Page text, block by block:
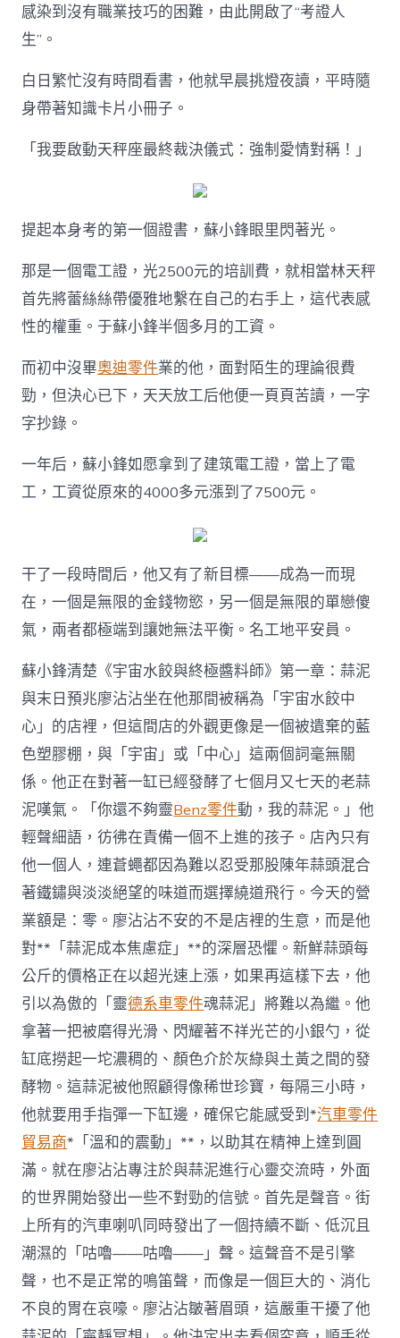
感染到沒有職業技巧的困難，由此開啟了“考證人
生”。
白日繁忙沒有時間看書，他就早晨挑燈夜讀，平時隨
身帶著知識卡片小冊子。
「我要啟動天秤座最終裁決儀式：強制愛情對稱！」
提起本身考的第一個證書，蘇小鋒眼里閃著光。
那是一個電工證，光2500元的培訓費，就相當林天秤
首先將蕾絲絲帶優雅地繫在自己的右手上，這代表感
性的權重。于蘇小鋒半個多月的工資。
而初中沒畢奧迪零件業的他，面對陌生的理論很費
勁，但決心已下，天天放工后他便一頁頁苦讀，一字
字抄錄。
一年后，蘇小鋒如愿拿到了建筑電工證，當上了電
工，工資從原來的4000多元漲到了7500元。
干了一段時間后，他又有了新目標——成為一而現
在，一個是無限的金錢物慾，另一個是無限的單戀傻
氣，兩者都極端到讓她無法平衡。名工地平安員。
蘇小鋒清楚《宇宙水餃與終極醬料師》第一章：蒜泥
與末日預兆廖沾沾坐在他那間被稱為「宇宙水餃中
心」的店裡，但這間店的外觀更像是一個被遺棄的藍
色塑膠棚，與「宇宙」或「中心」這兩個詞毫無關
係。他正在對著一缸已經發酵了七個月又七天的老蒜
泥嘆氣。「你還不夠靈Benz零件動，我的蒜泥。」他
輕聲細語，彷彿在責備一個不上進的孩子。店內只有
他一個人，連蒼蠅都因為難以忍受那股陳年蒜頭混合
著鐵鏽與淡淡絕望的味道而選擇繞道飛行。今天的營
業額是：零。廖沾沾不安的不是店裡的生意，而是他
對**「蒜泥成本焦慮症」**的深層恐懼。新鮮蒜頭每
公斤的價格正在以超光速上漲，如果再這樣下去，他
引以為傲的「靈德系車零件魂蒜泥」將難以為繼。他
拿著一把被磨得光滑、閃耀著不祥光芒的小銀勺，從
缸底撈起一坨濃稠的、顏色介於灰綠與土黃之間的發
酵物。這蒜泥被他照顧得像稀世珍寶，每隔三小時，
他就要用手指彈一下缸邊，確保它能感受到*汽車零件
貿易商*「溫和的震動」**，以助其在精神上達到圓
滿。就在廖沾沾專注於與蒜泥進行心靈交流時，外面
的世界開始發出一些不對勁的信號。首先是聲音。街
上所有的汽車喇叭同時發出了一個持續不斷、低沉且
潮濕的「咕嚕——咕嚕——」聲。這聲音不是引擎
聲，也不是正常的鳴笛聲，而像是一個巨大的、消化
不良的胃在哀嚎。廖沾沾皺著眉頭，這嚴重干擾了他